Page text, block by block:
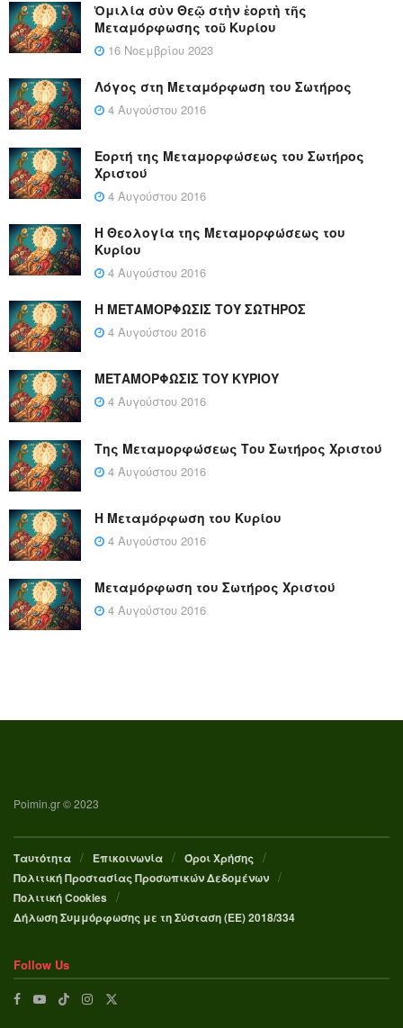
Ὁμιλία σὺν Θεῷ στὴν ἑορτὴ τῆς
Μεταμόρφωσης τοῦ Κυρίου
16 Νοεμβρίου 2023
Λόγος στη Μεταμόρφωση του Σωτήρος
4 Αυγούστου 2016
Εορτή της Μεταμορφώσεως του Σωτήρος
Χριστού
4 Αυγούστου 2016
Η Θεολογία της Μεταμορφώσεως του
Κυρίου
4 Αυγούστου 2016
Η ΜΕΤΑΜΟΡΦΩΣΙΣ ΤΟΥ ΣΩΤΗΡΟΣ
4 Αυγούστου 2016
ΜΕΤΑΜΟΡΦΩΣΙΣ ΤΟΥ ΚΥΡΙΟΥ
4 Αυγούστου 2016
Της Μεταμορφώσεως Του Σωτήρος Χριστού
4 Αυγούστου 2016
Η Μεταμόρφωση του Κυρίου
4 Αυγούστου 2016
Μεταμόρφωση του Σωτήρος Χριστού
4 Αυγούστου 2016
Poimin.gr © 2023
Ταυτότητα Επικοινωνία
Όροι Χρήσης
Πολιτική Προστασίας Προσωπικών Δεδομένων
Πολιτική Cookies
Δήλωση Συμμόρφωσης με τη Σύσταση (ΕΕ) 2018/334
Follow Us